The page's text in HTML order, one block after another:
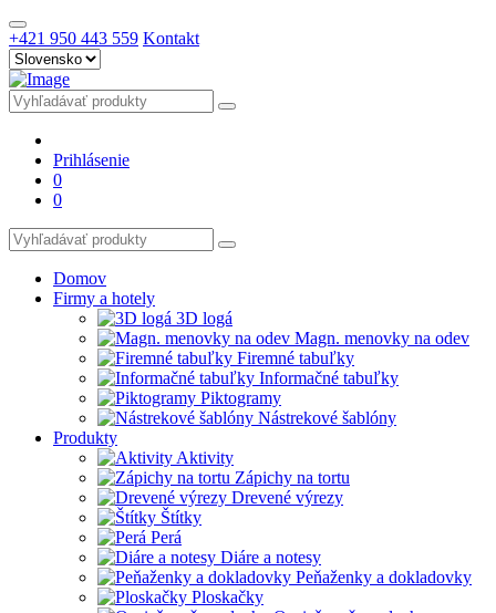
+421 950 443 559 Kontakt
Prihlásenie
0
0
Domov
Firmy a hotely
3D logá
Magn. menovky na odev
Firemné tabuľky
Informačné tabuľky
Piktogramy
Nástrekové šablóny
Produkty
Aktivity
Zápichy na tortu
Drevené výrezy
Štítky
Perá
Diáre a notesy
Peňaženky a dokladovky
Ploskačky